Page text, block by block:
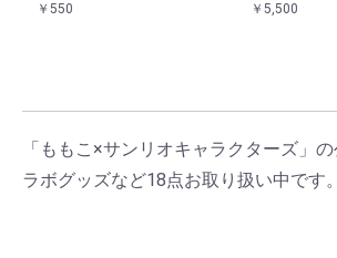
￥550 ￥5,500
「ももこ×サンリオキャラクターズ」
ラボグッズなど18点お取り扱い中です。